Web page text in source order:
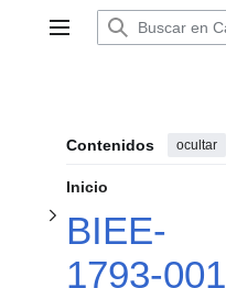
Menú principal
Contenidos ocultar
Inicio
BIEE-
1793-001
Alternar subsección BIEE-1793-001Alternar subsección BIEE-1793-003